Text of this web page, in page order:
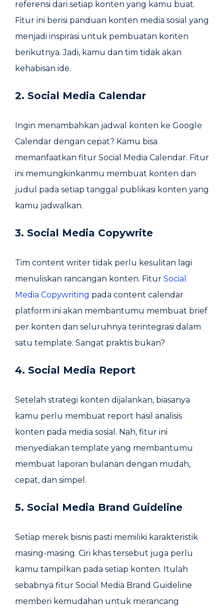
referensi dari setiap konten yang kamu buat.
Fitur ini berisi panduan konten media sosial yang
menjadi inspirasi untuk pembuatan konten
berikutnya. Jadi, kamu dan tim tidak akan
kehabisan ide.
2. Social Media Calendar
Ingin menambahkan jadwal konten ke Google
Calendar dengan cepat? Kamu bisa
memanfaatkan fitur Social Media Calendar. Fitur
ini memungkinkanmu membuat konten dan
judul pada setiap tanggal publikasi konten yang
kamu jadwalkan.
3. Social Media Copywrite
Tim content writer tidak perlu kesulitan lagi
menuliskan rancangan konten. Fitur Social
Media Copywriting pada content calendar
platform ini akan membantumu membuat brief
per konten dan seluruhnya terintegrasi dalam
satu template. Sangat praktis bukan?
4. Social Media Report
Setelah strategi konten dijalankan, biasanya
kamu perlu membuat report hasil analisis
konten pada media sosial. Nah, fitur ini
menyediakan template yang membantumu
membuat laporan bulanan dengan mudah,
cepat, dan simpel.
5. Social Media Brand Guideline
Setiap merek bisnis pasti memiliki karakteristik
masing-masing. Ciri khas tersebut juga perlu
kamu tampilkan pada setiap konten. Itulah
sebabnya fitur Social Media Brand Guideline
memberi kemudahan untuk merancang